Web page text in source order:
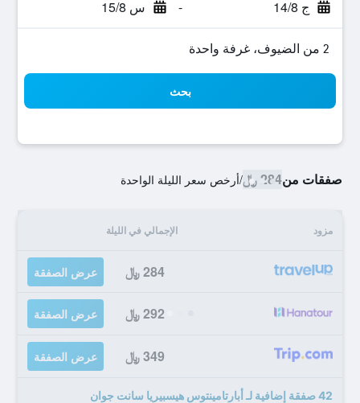
ج 14/8 - س 15/8
2 من الضيوف، غرفة واحدة
بحث
صفقات من284 ﷼ /أرخص سعر الليلة الواحدة
مزود الإجمالي في الليلة
284 ﷼ عرض الصفقة
292 ﷼ عرض الصفقة
349 ﷼ عرض الصفقة
42 صفقة إضافية لـ أبارتامينتوس هيسبيريا سانت جوان